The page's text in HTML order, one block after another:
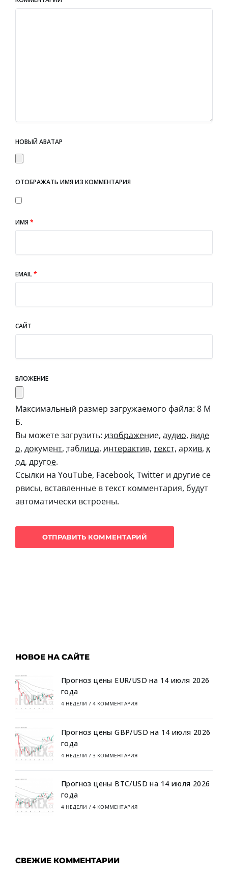
НОВЫЙ АВАТАР
ОТОБРАЖАТЬ ИМЯ ИЗ КОММЕНТАРИЯ
ИМЯ*
EMAIL*
САЙТ
ВЛОЖЕНИЕ
Максимальный размер загружаемого файла: 8 М
Б.
Вы можете загрузить: изображение, аудио, виде
о, документ, таблица, интерактив, текст, архив, к
од, другое.
Ссылки на YouTube, Facebook, Twitter и другие се
рвисы, вставленные в текст комментария, будут
автоматически встроены.
НОВОЕ НА САЙТЕ
Прогноз цены EUR/USD на 14 июля 2026
года
4 НЕДЕЛИ / 4 КОММЕНТАРИЯ
Прогноз цены GBP/USD на 14 июля 2026
года
4 НЕДЕЛИ / 3 КОММЕНТАРИЯ
Прогноз цены BTC/USD на 14 июля 2026
года
4 НЕДЕЛИ / 4 КОММЕНТАРИЯ
СВЕЖИЕ КОММЕНТАРИИ